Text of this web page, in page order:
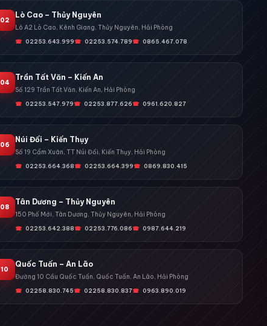
02
Lò Cao – Thủy Nguyên
Lô A2 Lò Cao, Kênh Giang, Thủy Nguyên, Hải Phòng
02253.643.999 02253.574.789 0865.467.078
04
Trần Tất Văn – Kiến An
Số 129 Trần Tất Văn, Kiến An, Hải Phòng
02253.547.979 02253.877.626 0961.620.827
06
Núi Đối – Kiến Thụy
Số 19 Cẩm Xuân, TT Núi Đối, Kiến Thụy, Hải Phòng
02253.664.368 02253.664.399 0869.830.415
08
Tân Dương – Thủy Nguyên
150 Phố Mới, Tân Dương, Thủy Nguyên, Hải Phòng
02253.642.388 02253.776.086 0987.644.219
10
Quốc Tuấn – An Lão
Đường 10 Cầu Quốc Tuấn, Quốc Tuấn, An Lão, Hải Phòng
02258.830.745 02258.830.837 0963.890.019